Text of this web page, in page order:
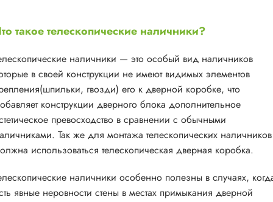
такое телескопические наличники?
наличники — это особый вид наличников
в своей конструкции не имеют видимых элементов
гвозди) его к дверной коробке, что
конструкции дверного блока дополнительное
превосходство в сравнении с обычными
Так же для монтажа телескопических наличников
использоваться телескопическая дверная коробка.
наличники особенно полезны в случаях,
явные неровности стены в местах примыкания дверной